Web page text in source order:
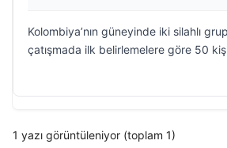
Kolombiya’nın güneyinde iki silahlı
çatışmada ilk belirlemelere göre 50
1 yazı görüntüleniyor (toplam 1)